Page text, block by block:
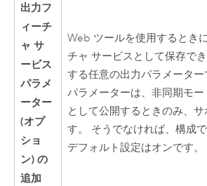
出力フ
ィーチ
ャ サ
ービス
パラメ
ーター
(オプ
ショ
ン) の
追加
Web ツールを使用するとき
チャ サービスとして保存で
する任意の出力パラメータ
パラメーターは、非同期モ
として公開するときのみ、
す。 そうでなければ、構成
デフォルト設定はオンです。